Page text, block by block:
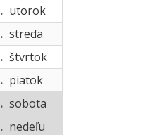
utorok
streda
štvrtok
piatok
sobota
nedeľu